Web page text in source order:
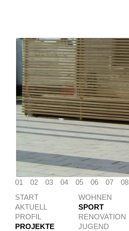
01 02 03 04 05 06 07 08
START
AKTUELL
PROFIL
PROJEKTE
WOHNEN
SPORT
RENOVATION
JUGEND